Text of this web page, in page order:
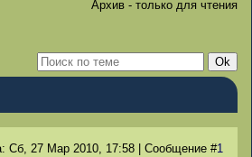
Архив - только для чтения
Сб, 27 Мар 2010, 17:58| Сообщение #1